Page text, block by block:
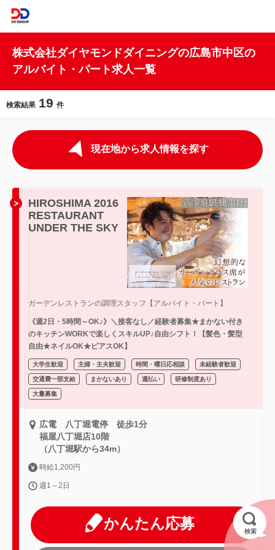
株式会社ダイヤモンドダイニングの広島市中区の
アルバイト・パート求人一覧
検索結果 19 件
現在地から求人情報を探す
HIROSHIMA 2016
RESTAURANT
UNDER THE SKY
ガーデンレストランの調理スタッフ【アルバイト・パート】
《週2日・5時間～OK♪》＼接客なし／経験者募集★まかない付き
のキッチンWORKで楽しくスキルUP♪自由シフト！【髪色・髪型
自由★ネイルOK★ピアスOK】
大学生歓迎 主婦・主夫歓迎 時間・曜日応相談 未経験者歓迎
交通費一部支給 まかないあり 週払い 研修制度あり
大量募集
広電 八丁堀電停 徒歩1分
福屋八丁堀店10階
（八丁堀駅から34m）
時給1,200円
週1～2日
かんたん応募 検索